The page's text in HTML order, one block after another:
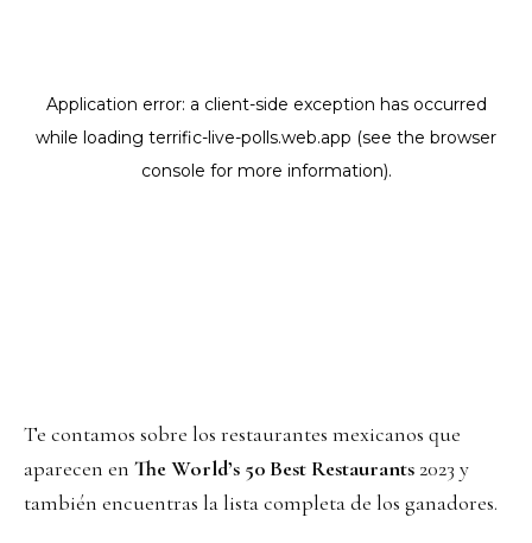
Te contamos sobre los restaurantes mexicanos que
aparecen en The World’s 50 Best Restaurants 2023 y
también encuentras la lista completa de los ganadores.